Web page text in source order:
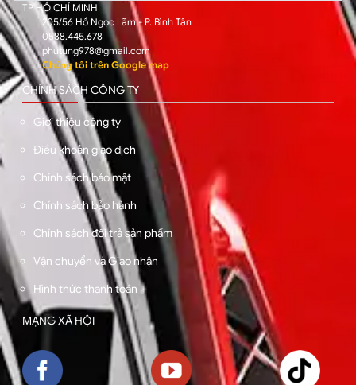
TP HỒ CHÍ MINH
205/56 Hồ Ngọc Lãm - P. Bình Tân
0588.445.678
phutung978@gmail.com
Chúng tôi trên Google map
CHÍNH SÁCH CÔNG TY
Giới thiệu công ty
Điều khoản giao dịch
Chính sách bảo mật
Chính sách bảo hành
Chính sách đổi trả sản phẩm
Vận chuyển và Giao nhận
Hình thức thanh toán
MẠNG XÃ HỘI